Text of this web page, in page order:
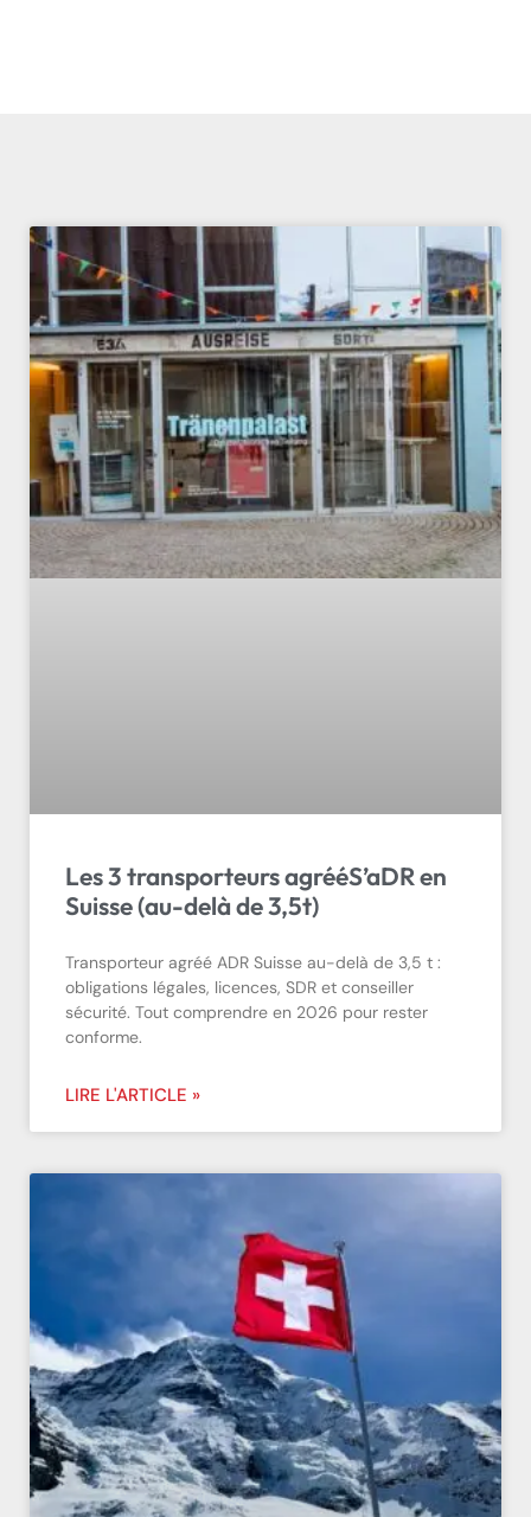
Les 3 transporteurs agrééS’aDR en
Suisse (au-delà de 3,5t)
Transporteur agréé ADR Suisse au-delà de 3,5 t :
obligations légales, licences, SDR et conseiller
sécurité. Tout comprendre en 2026 pour rester
conforme.
LIRE L'ARTICLE »